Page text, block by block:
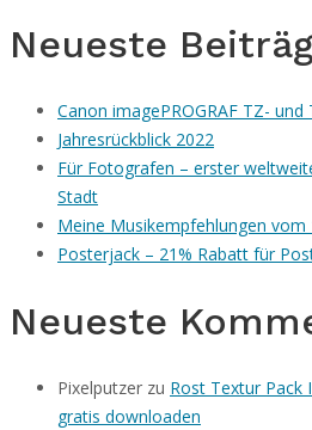
Neueste
Canon imagePROGRAF TZ- und
Jahresrückblick 2022
Für Fotografen – erster
Stadt
Meine Musikempfehlungen vom
Posterjack – 21% Rabatt für
Neueste
Pixelputzer zu Rost Textur Pack
gratis downloaden